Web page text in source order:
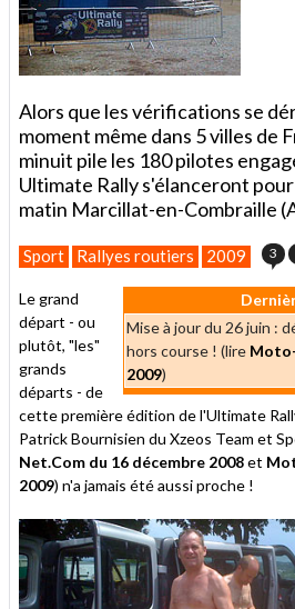
Alors que les vérifications se
moment même dans 5 villes de
minuit pile les 180 pilotes
Ultimate Rally s'élanceront
matin Marcillat-en-Combraille
Sport Rallyes routiers 2009 3
Mise à jour du 26 juin :
hors course ! (lire
2009)
Le grand
départ - ou
plutôt, "les"
grands
départs - de
cette première édition de l'Ultimate
Patrick Bournisien du Xzeos Team et
Net.Com du 16 décembre 2008et
2009) n'a jamais été aussi proche !